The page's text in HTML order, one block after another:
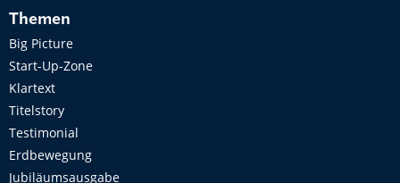
Themen
Big Picture
Start-Up-Zone
Klartext
Titelstory
Testimonial
Erdbewegung
Jubiläumsausgabe